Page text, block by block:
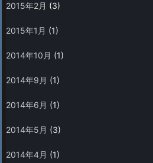
2015年2月 (3)
2015年1月 (1)
2014年10月 (1)
2014年9月 (1)
2014年6月 (1)
2014年5月 (3)
2014年4月 (1)